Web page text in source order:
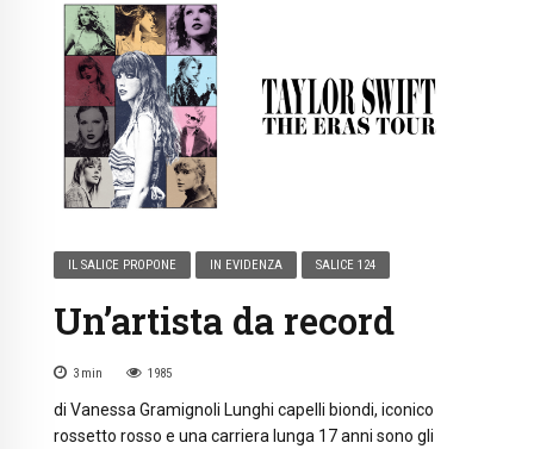
IL SALICE PROPONE IN EVIDENZA SALICE 124
Un’artista da record
3 min 1985
di Vanessa Gramignoli Lunghi capelli biondi, iconico
rossetto rosso e una carriera lunga 17 anni sono gli